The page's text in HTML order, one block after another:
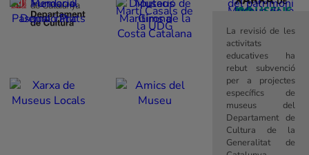
La revisió de les
activitats
educatives ha
rebut subvenció
per a projectes
específics de
museus del
Departament de
Cultura de la
Generalitat de